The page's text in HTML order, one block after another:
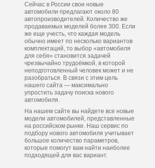
Сейчас в России свои новые
автомобили предлагают около 80
автопроизводителей. Количество же
продаваемых моделей более 300. Если
же еще учесть, что каждая модель
обычно имеет по несколько вариантов
комплектаций, то выбор «автомобиля
для себя» становится задачей
чрезвычайно трудоёмкой, в которой
неподготовленный человек может и не
разобраться. В связи с этим цель
нашего сайта — максимально
упростить задачу поиска нового
автомобиля.
На нашем сайте вы найдете все новые
модели автомобилей, представленные
на российском рынке. Наш сервис по
подбору нового автомобиля учитывает
большое количество параметров,
которые помогут вам найти наиболее
подходящей для вас вариант.